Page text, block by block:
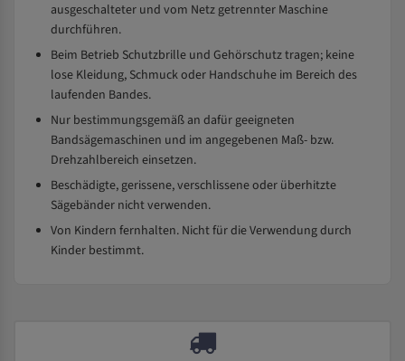
ausgeschalteter und vom Netz getrennter Maschine
durchführen.
Beim Betrieb Schutzbrille und Gehörschutz tragen; keine
lose Kleidung, Schmuck oder Handschuhe im Bereich des
laufenden Bandes.
Nur bestimmungsgemäß an dafür geeigneten
Bandsägemaschinen und im angegebenen Maß- bzw.
Drehzahlbereich einsetzen.
Beschädigte, gerissene, verschlissene oder überhitzte
Sägebänder nicht verwenden.
Von Kindern fernhalten. Nicht für die Verwendung durch
Kinder bestimmt.